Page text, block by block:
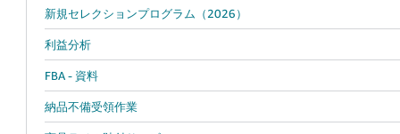
新規セレクションプログラム（2026）
利益分析
FBA - 資料
納品不備受領作業